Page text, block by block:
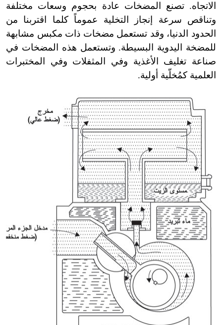
الاتجاه. تصنع المضخات عادة بحجوم وسعات مختلفة
وتناقص سرعة إنجاز التخلية عموماً كلما اقتربنا من
الحدود الدنيا، وقد تستعمل مضخات ذات مكبس مشابهة
للمضخة اليدوية البسيطة. وتستعمل هذه المضخات في
صناعة تغليف الأغذية وفي المثفلات وفي المختبرات
العلمية كمُخلّية أولية.